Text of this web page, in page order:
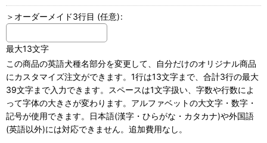
＞オーダーメイド3行目 (任意):
最大13文字
この商品の英語犬種名部分を変更して、自分だけのオリジナル商品
にカスタマイズ注文ができます。1行は13文字まで、合計3行の最大
39文字まで入力できます。スペースは1文字扱い、字数や行数によ
って字体の大きさが変わります。アルファベットの大文字・数字・
記号が使用できます。日本語(漢字・ひらがな・カタカナ)や外国語
(英語以外)には対応できません。追加費用なし。